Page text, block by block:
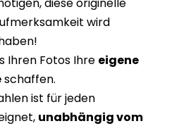
wird
Ihren Fotos Ihre eigene
schaffen.
ist für jeden
unabhängig vom